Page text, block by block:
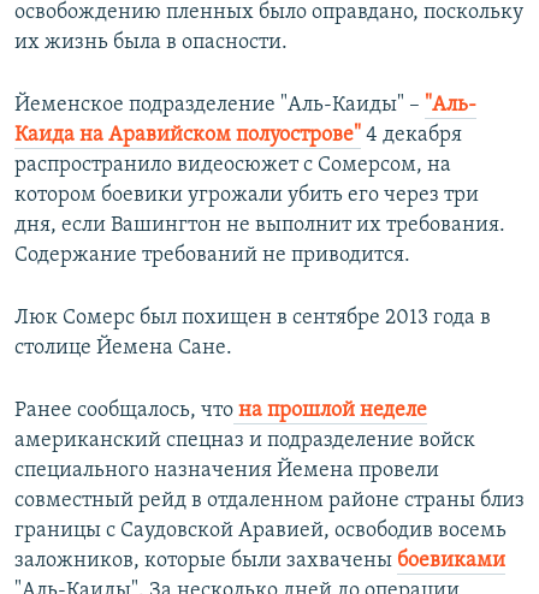
освобождению пленных было оправдано, поскольку
их жизнь была в опасности.
Йеменское подразделение "Аль-Каиды" – "Аль-
Каида на Аравийском полуострове" 4 декабря
распространило видеосюжет с Сомерсом, на
котором боевики угрожали убить его через три
дня, если Вашингтон не выполнит их требования.
Содержание требований не приводится.
Люк Сомерс был похищен в сентябре 2013 года в
столице Йемена Сане.
Ранее сообщалось, что на прошлой неделе
американский спецназ и подразделение войск
специального назначения Йемена провели
совместный рейд в отдаленном районе страны близ
границы с Саудовской Аравией, освободив восемь
заложников, которые были захвачены боевиками